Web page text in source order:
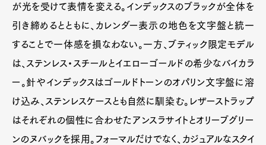
が光を受けて表情を変える。インデックスのブラックが全体を
引き締めるとともに、カレンダー表示の地色を文字盤と統一
することで一体感を損なわない。一方、ブティック限定モデル
は、ステンレス・スチールとイエローゴールドの希少なバイカラ
ー。針やインデックスはゴールドトーンのオパリン文字盤に溶
け込み、ステンレスケースとも自然に馴染む。レザーストラップ
はそれぞれの個性に合わせたアンスラサイトとオリーブグリー
ンのヌバックを採用。フォーマルだけでなく、カジュアルなスタイ